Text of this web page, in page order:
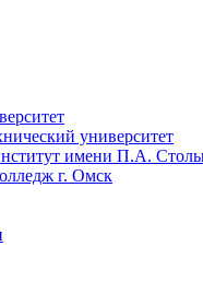
университет
имени П.А.
г. Омск